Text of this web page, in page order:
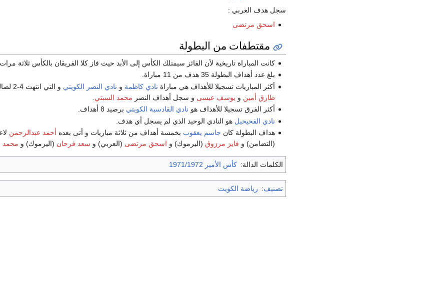
سجل هدف العربي :
اسحق مرتضى
مقتطفات من البطولة
كانت المباراة تاريخية لأن الفائز سيمتلك الكأس إلى الأبد حيث فاز كلا الفريقان بالكأس ثلاثة
بلغ عدد أهداف البطولة 35 هدف من 11 مباراة.
أكثر المباريات تسجيلا للأهداف هي مباراة نادي كاظمة و نادي النصر الكويتي و التي انتهت 4-2 لصالح نادي كاظمة و سجل أهداف كاظمة
طارق أمين و يوسف عيسى و سجل أهداف النصر محمد السبتي
أكثر الفرق تسجيلا للأهداف هو نادي القادسية الكويتي برصيد 8 أهداف.
نادي الفحيحيل هو النادي الوحيد الذي لم يسجل أي هدف.
هداف البطولة كان جاسم يعقوب بخمسة أهداف من ثلاثة مباريات و أتى بعده أحمد عبدالرحمن
(التضامن) و فايز مرزوق (اليرموك) و اسحق مرتضى (العربي) و سعد فرحان (اليرموك) و محمد
الكلمات الدالة: كأس الأمير 1971/1972
تصنيف: رياضة الكويت